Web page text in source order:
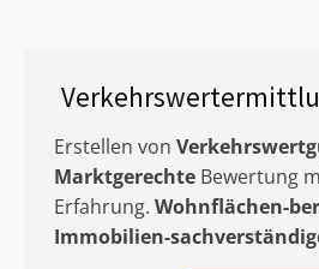
Erstellen von
Marktgerechte Bewertung
Erfahrung. Wohnflächen-
Immobilien-